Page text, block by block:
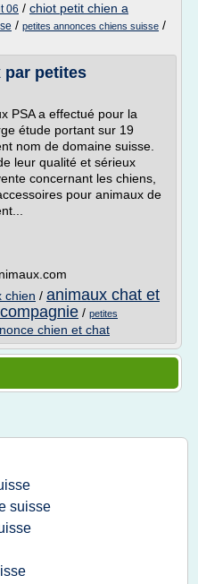
06 / chiot petit chien a
/ petites annonces chiens suisse /
par petites
PSA a effectué pour la
étude portant sur 19
nom de domaine suisse.
leur qualité et sérieux
concernant les chiens,
pour animaux de
chien / animaux chat et
/ petites
chien et chat
suisse